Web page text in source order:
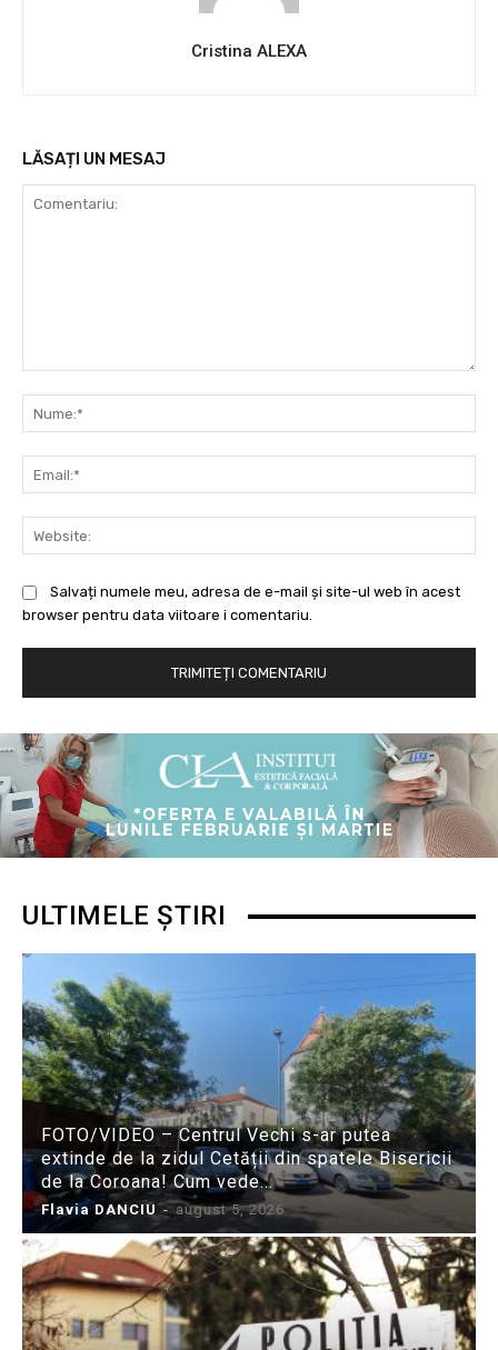
Cristina ALEXA
LĂSAȚI UN MESAJ
Salvați numele meu, adresa de e-mail și site-ul web în acest
browser pentru data viitoare i comentariu.
ULTIMELE ȘTIRI
FOTO/VIDEO – Centrul Vechi s-ar putea
extinde de la zidul Cetății din spatele Bisericii
de la Coroana! Cum vede...
Flavia DANCIU - august 5, 2026